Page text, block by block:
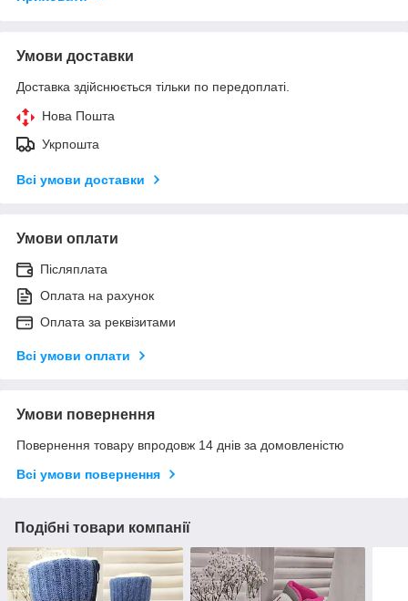
Умови доставки
Доставка здійснюється тільки по передоплаті.
Нова Пошта
Укрпошта
Всі умови доставки
Умови оплати
Післяплата
Оплата на рахунок
Оплата за реквізитами
Всі умови оплати
Умови повернення
Повернення товару впродовж 14 днів за домовленістю
Всі умови повернення
Подібні товари компанії